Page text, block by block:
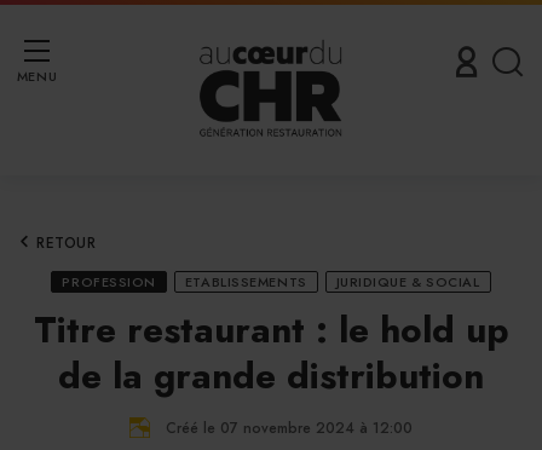
MENU
RETOUR
PROFESSION ETABLISSEMENTS JURIDIQUE & SOCIAL
Titre restaurant : le hold up
de la grande distribution
Créé le 07 novembre 2024 à 12:00